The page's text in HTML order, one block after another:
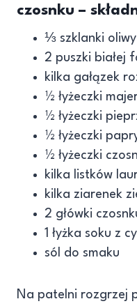
czosnku –
⅓ szklanki oliwy
2 puszki białej
kilka gałązek
½ łyżeczki
½ łyżeczki
½ łyżeczki
½ łyżeczki
kilka listków
kilka ziarenek
2 główki
1 łyżka soku z
sól do smaku
Na patelni rozgrzej